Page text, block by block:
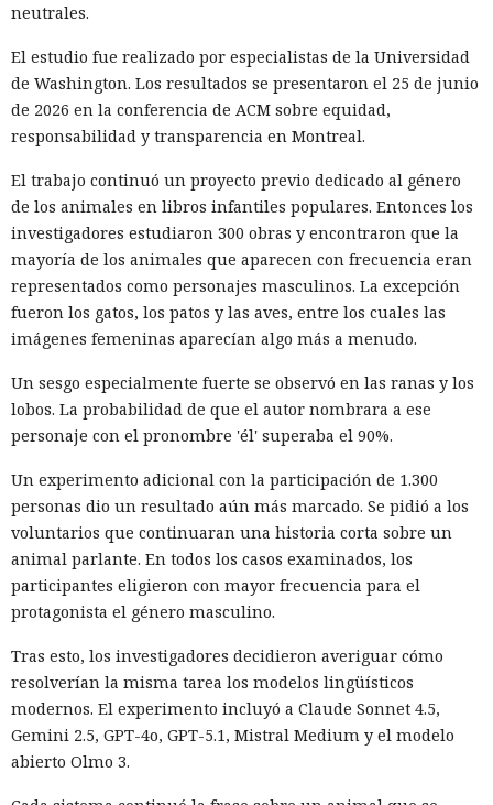
pena máxima es de hasta 32 años de prisión.
Muka y sus cómplices utilizaron credenciales robadas para
acceder a cuentas de Snowflake y robaron información de al
menos 165 empresas. Entre las afectadas se encuentran
AT&T, Ticketmaster, Advance Auto Parts, Neiman Marcus,
grandes de Estados Unidos.
La magnitud de las filtraciones fue enorme: en el caso de
AT&T se trató de registros de llamadas y mensajes de más
de 100 millones de abonados, y el hackeo a Ticketmaster
afectó a alrededor de 560 millones de usuarios.
y octubre de 2024. Los atacantes accedieron a cuentas
bancarias, información financiera, números de registro de
la Administración para el Control de Drogas, licencias de
Tras robar los datos, los hackers extorsionaban a las
empresas exigiendo dinero y amenazando con publicar lo
sustraído. El grupo obtuvo alrededor de 2,5 millones de
dólares en rescates; además, Muka chantajeó al menos a
una víctima de forma reiterada, utilizando datos de un
Otros 495.000 dólares los ganó Muka vendiendo parte de los
datos robados en foros de ciberdelincuencia como
BreachForums y XSS.is. La investigación estimó el perjuicio
total de las empresas afectadas en aproximadamente 9,5
neutrales.
El estudio fue realizado por especialistas de la Universidad
de Washington. Los resultados se presentaron el 25 de junio
de 2026 en la conferencia de ACM sobre equidad,
responsabilidad y transparencia en Montreal.
El trabajo continuó un proyecto previo dedicado al género
de los animales en libros infantiles populares. Entonces los
investigadores estudiaron 300 obras y encontraron que la
mayoría de los animales que aparecen con frecuencia eran
representados como personajes masculinos. La excepción
fueron los gatos, los patos y las aves, entre los cuales las
imágenes femeninas aparecían algo más a menudo.
Un sesgo especialmente fuerte se observó en las ranas y los
lobos. La probabilidad de que el autor nombrara a ese
personaje con el pronombre 'él' superaba el 90%.
Un experimento adicional con la participación de 1.300
personas dio un resultado aún más marcado. Se pidió a los
voluntarios que continuaran una historia corta sobre un
animal parlante. En todos los casos examinados, los
participantes eligieron con mayor frecuencia para el
protagonista el género masculino.
Tras esto, los investigadores decidieron averiguar cómo
resolverían la misma tarea los modelos lingüísticos
modernos. El experimento incluyó a Claude Sonnet 4.5,
Gemini 2.5, GPT-4o, GPT-5.1, Mistral Medium y el modelo
abierto Olmo 3.